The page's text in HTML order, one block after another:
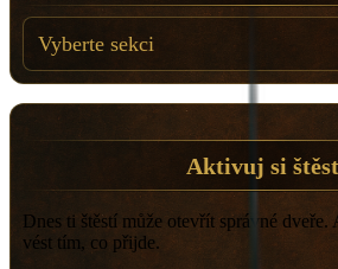
Vyberte sekci
Aktivuj si
Dnes ti štěstí může otevřít správné
vést tím, co přijde.